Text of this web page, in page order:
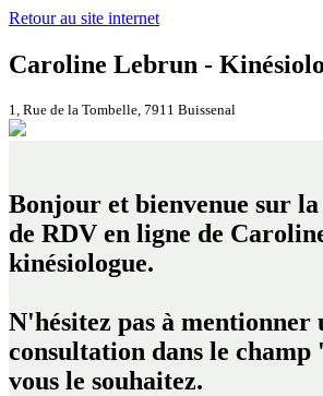
Retour au site internet
Caroline Lebrun -
1, Rue de la Tombelle, 7911 Buissenal
Bonjour et bienvenue sur la
de RDV en ligne de
kinésiologue.
N'hésitez pas à mentionner
consultation dans le champ
vous le souhaitez.